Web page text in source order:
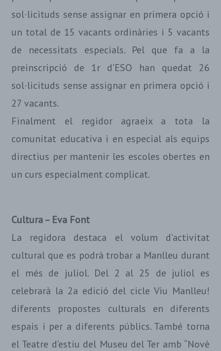
sol·licituds sense assignar en primera opció i
un total de 15 vacants ordinàries i 5 vacants
de necessitats especials. Pel que fa a la
preinscripció de 1r d’ESO han quedat 26
sol·licituds sense assignar en primera opció i
27 vacants.
Finalment el regidor agraeix a tota la
comunitat educativa i en especial als equips
directius per mantenir les escoles obertes en
un curs especialment complicat.
Cultura – Eva Font
La regidora destaca el volum d’activitat
cultural que es podrà trobar a Manlleu durant
el més de juliol. Del 2 al 25 de juliol es
celebrarà la 2a edició del cicle Viu Manlleu!
diferents propostes culturals en diferents
espais i per a diferents públics. També torna
el Teatre d’estiu del Museu del Ter amb “Novè